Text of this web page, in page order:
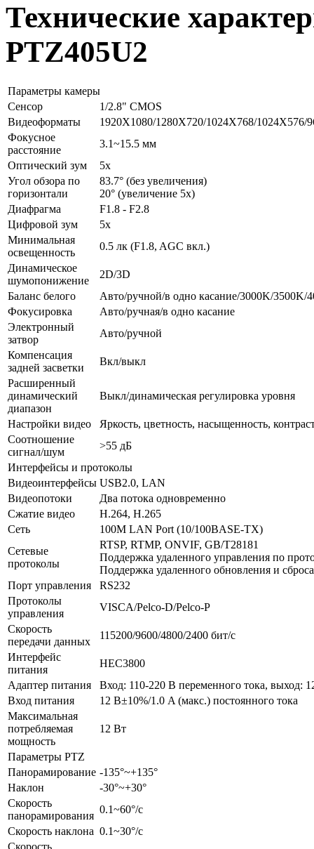
Технические
PTZ405U2
Параметры камеры
Сенсор
1/2.8" CMOS
Видеоформаты
1920X1080/1280X720/1024X768/1024X576/
Фокусное
расстояние
3.1~15.5 мм
Оптический зум
5х
Угол обзора по
горизонтали
83.7° (без увеличения)
20° (увеличение 5х)
Диафрагма
F1.8 ‐ F2.8
Цифровой зум
5х
Минимальная
освещенность
0.5 лк (F1.8, AGC вкл.)
Динамическое
шумопонижение
2D/3D
Баланс белого
Авто/ручной/в одно касание/3000K/
Фокусировка
Авто/ручная/в одно касание
Электронный
затвор
Авто/ручной
Компенсация
задней засветки
Вкл/выкл
Расширенный
динамический
диапазон
Выкл/динамическая регулировка уровня
Настройки видео
Яркость, цветность, насыщенность,
Соотношение
сигнал/шум
>55 дБ
Интерфейсы и протоколы
Видеоинтерфейсы USB2.0, LAN
Видеопотоки
Два потока одновременно
Сжатие видео
H.264, H.265
Сеть
100M LAN Port (10/100BASE‐TX)
Сетевые
протоколы
RTSP, RTMP, ONVIF, GB/T28181
Поддержка удаленного управления по
Поддержка удаленного обновления и сброса
Порт управления
RS232
Протоколы
управления
VISCA/Pelco‐D/Pelco‐P
Скорость
передачи данных
115200/9600/4800/2400 бит/с
Интерфейс
питания
HEC3800
Адаптер питания
Вход: 110‐220 В переменного тока, выход:
Вход питания
12 В±10%/1.0 A (макс.) постоянного тока
Максимальная
потребляемая
мощность
12 Вт
Параметры PTZ
Панорамирование ‐135°~+135°
Наклон
‐30°~+30°
Скорость
панорамирования
0.1~60°/с
Скорость наклона 0.1~30°/с
Скорость